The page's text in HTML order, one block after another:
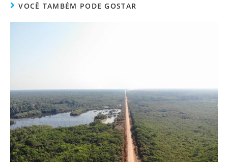
VOCÊ TAMBÉM PODE GOSTAR